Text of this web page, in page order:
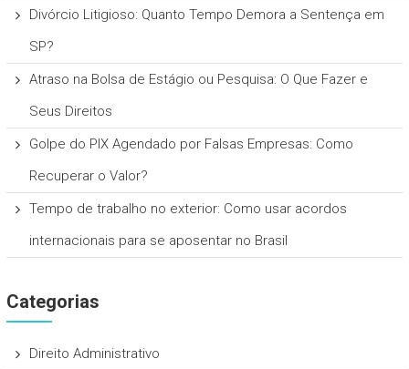
Divórcio Litigioso: Quanto Tempo Demora a Sentença em
SP?
Atraso na Bolsa de Estágio ou Pesquisa: O Que Fazer e
Seus Direitos
Golpe do PIX Agendado por Falsas Empresas: Como
Recuperar o Valor?
Tempo de trabalho no exterior: Como usar acordos
internacionais para se aposentar no Brasil
Categorias
Direito Administrativo